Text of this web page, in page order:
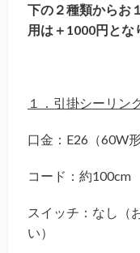
下の２種類からお
用は＋1000円とな
１．引掛シーリン
口金：E26（60W形
コード：約100cm
スイッチ：なし（
い）